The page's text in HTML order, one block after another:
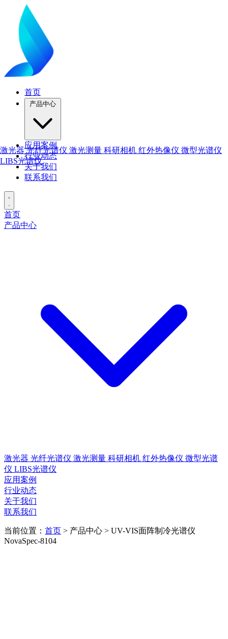
首页
产品中心
激光器光纤光谱仪 激光测量 科研相机 红外热像仪 微型光谱仪
LIBS光谱仪
应用案例
行业动态
关于我们
联系我们
首页
产品中心
激光器 光纤光谱仪 激光测量 科研相机 红外热像仪 微型光谱
仪 LIBS光谱仪
应用案例
行业动态
关于我们
联系我们
当前位置： 首页 > 产品中心 > UV-VIS面阵制冷光谱仪
NovaSpec-8104